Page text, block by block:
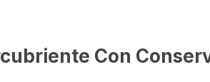
Con